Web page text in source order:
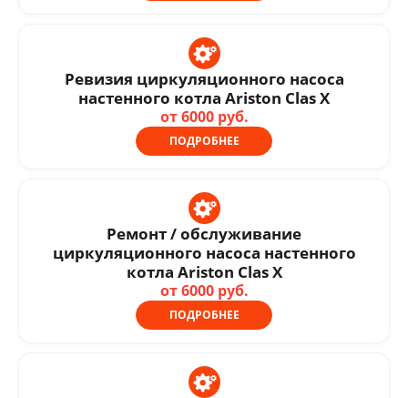
Ревизия циркуляционного насоса
настенного котла Ariston Clas X
от 6000 руб.
ПОДРОБНЕЕ
Ремонт / обслуживание
циркуляционного насоса настенного
котла Ariston Clas X
от 6000 руб.
ПОДРОБНЕЕ